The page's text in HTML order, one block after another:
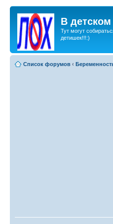
В
Тут могут
детишек!!!:)
Список форумов ‹